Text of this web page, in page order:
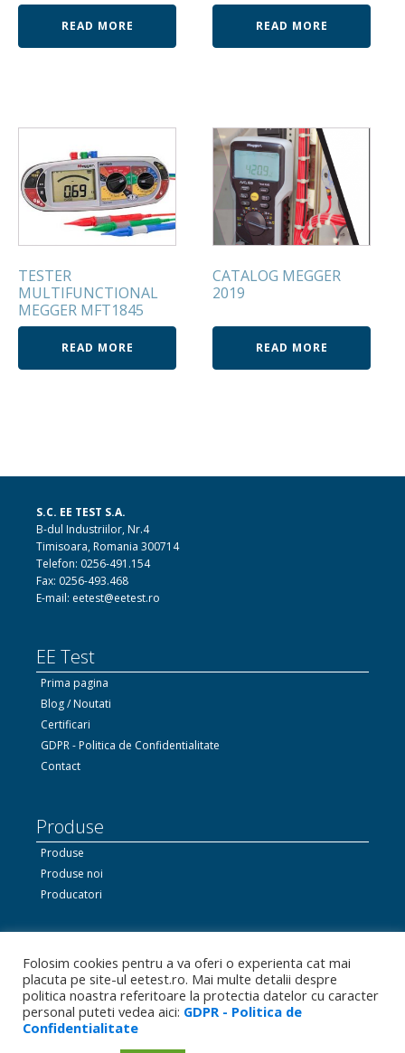
READ MORE READ MORE
TESTER
MULTIFUNCTIONAL
MEGGER MFT1845
READ MORE
CATALOG MEGGER
2019
READ MORE
S.C. EE TEST S.A.
B-dul Industriilor, Nr.4
Timisoara, Romania 300714
Telefon: 0256-491.154
Fax: 0256-493.468
E-mail: eetest@eetest.ro
EE Test
Prima pagina
Blog / Noutati
Certificari
GDPR - Politica de Confidentialitate
Contact
Produse
Produse
Produse noi
Producatori
Ne gasiti si pe Facebook
Folosim cookies pentru a va oferi o experienta cat mai
placuta pe site-ul eetest.ro. Mai multe detalii despre
politica noastra referitoare la protectia datelor cu caracter
personal puteti vedea aici: GDPR - Politica de
Confidentialitate